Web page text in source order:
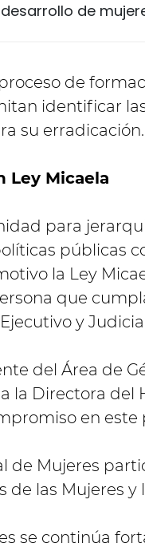
de
de
identificar
su erradicación.
Ley Micaela
para
públicas
la Ley
que
y
del Área de
la Directora
en este
de Mujeres
de las Mujeres
se continúa